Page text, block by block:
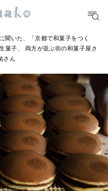
く？
たし
Holoscope
Love Holoscope
ットメッセージ
今月のあなた
しく
える
聞いた、「京都で和菓子をつく
菓子、 両方が並ぶ街の和菓子屋さ
さん